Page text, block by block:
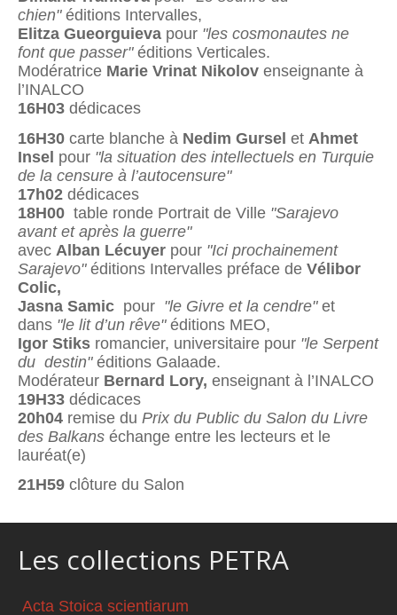
chien" éditions Intervalles,
Elitza Gueorguieva pour "les cosmonautes ne
font que passer" éditions Verticales.
Modératrice Marie Vrinat Nikolov enseignante à
l’INALCO
16H03 dédicaces
16H30 carte blanche à Nedim Gursel et Ahmet
Insel pour "la situation des intellectuels en Turquie
de la censure à l’autocensure"
17h02 dédicaces
18H00 table ronde Portrait de Ville "Sarajevo
avant et après la guerre"
avec Alban Lécuyer pour "Ici prochainement
Sarajevo" éditions Intervalles préface de Vélibor
Colic,
Jasna Samic pour "le Givre et la cendre"et
dans "le lit d’un rêve"éditions MEO,
Igor Stiks romancier, universitaire pour "le Serpent
du destin"éditions Galaade.
Modérateur Bernard Lory, enseignant à l’INALCO
19H33 dédicaces
20h04 remise du Prix du Public du Salon du Livre
des Balkans échange entre les lecteurs et le
lauréat(e)
21H59 clôture du Salon
Les collections PETRA
Acta Stoica scientiarum